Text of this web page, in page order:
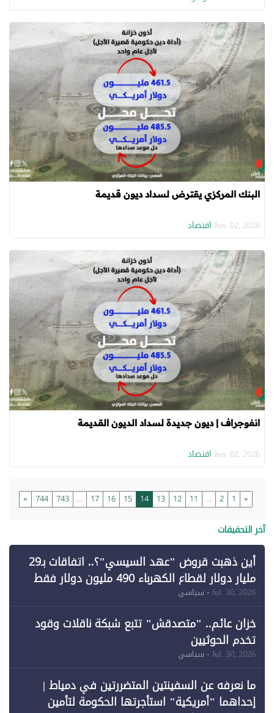
البنك المركزي يقترض لسداد ديون قديمة
Jun. 02, 2026 اقتصاد
انفوجراف | ديون جديدة لسداد الديون القديمة
Jun. 02, 2026 اقتصاد
«
1
2
...
11
12
13
14
15
16
17
...
743
744
»
آخر التحقيقات
أين ذهبت قروض "عهد السيسي"؟.. اتفاقات بـ29
مليار دولار لقطاع الكهرباء 490 مليون دولار فقط
لـ"الطاقة المتجددة" (1)
Jul. 30, 2026- سياسي
خزان عائم.. "متصدقش" تتبع شبكة ناقلات وقود
تخدم الحوثيين
Jul. 30, 2026- سياسي
ما نعرفه عن السفينتين المتضررتين في دمياط |
إحداهما "أمريكية" استأجرتها الحكومة لتأمين